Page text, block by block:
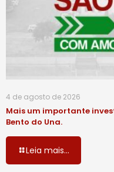
4 de agosto de 2026
Mais um importante
Bento do Una.
Leia mais...